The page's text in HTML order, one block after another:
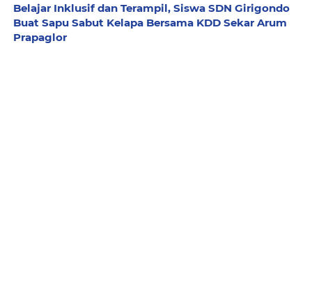
Belajar Inklusif dan Terampil, Siswa SDN Girigondo
Buat Sapu Sabut Kelapa Bersama KDD Sekar Arum
Prapaglor